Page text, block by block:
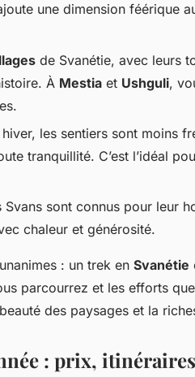
une dimension féérique
de Svanétie, avec leurs
À Mestia et Ushguli,
hiver, les sentiers sont moins
tranquillité. C’est l’idéal
Svans sont connus pour leur
chaleur et générosité.
: un trek en Svanétie
parcourrez et les efforts
des paysages et la
: prix,